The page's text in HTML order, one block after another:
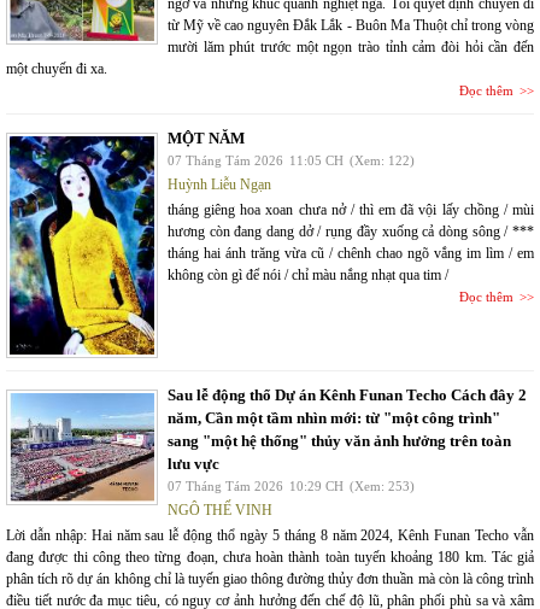
ngờ và những khúc quanh nghiệt ngã. Tôi quyết định chuyến đi
từ Mỹ về cao nguyên Đắk Lắk - Buôn Ma Thuột chỉ trong vòng
mười lăm phút trước một ngọn trào tỉnh cảm đòi hỏi cần đến
một chuyến đi xa.
Đọc thêm
MỘT NĂM
07 Tháng Tám 2026 11:05 CH (Xem: 122)
Huỳnh Liễu Ngạn
tháng giêng hoa xoan chưa nở / thì em đã vội lấy chồng / mùi
hương còn đang dang dở / rụng đầy xuống cả dòng sông / ***
tháng hai ánh trăng vừa cũ / chênh chao ngõ vắng im lìm / em
không còn gì để nói / chỉ màu nắng nhạt qua tim /
Đọc thêm
Sau lễ động thổ Dự án Kênh Funan Techo Cách đây 2
năm, Cần một tầm nhìn mới: từ "một công trình"
sang "một hệ thống" thủy văn ảnh hưởng trên toàn
lưu vực
07 Tháng Tám 2026 10:29 CH (Xem: 253)
NGÔ THẾ VINH
Lời dẫn nhập: Hai năm sau lễ động thổ ngày 5 tháng 8 năm 2024, Kênh Funan Techo vẫn
đang được thi công theo từng đoạn, chưa hoàn thành toàn tuyến khoảng 180 km. Tác giả
phân tích rõ dự án không chỉ là tuyến giao thông đường thủy đơn thuần mà còn là công trình
điều tiết nước đa mục tiêu, có nguy cơ ảnh hưởng đến chế độ lũ, phân phối phù sa và xâm